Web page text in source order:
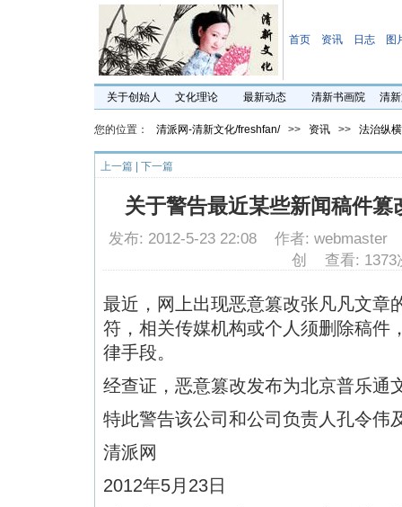
首页 资讯 日志 图
关于创始人 文化理论 最新动态 清新书画院 清
您的位置： 清派网-清新文化/freshfan/ >> 资讯 >> 法治纵横
上一篇 | 下一篇
关于警告最近某些新闻稿件
发布: 2012-5-23 22:08 作者: webmaster
创 查看: 1373
最近，网上出现恶意篡改张凡凡文章
符，相关传媒机构或个人须删除稿件
律手段。
经查证，恶意篡改发布为北京普乐通
特此警告该公司和公司负责人孔令伟
清派网
2012年5月23日